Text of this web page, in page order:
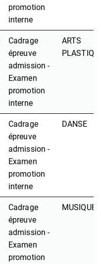
promotion
interne
Cadrage
épreuve
admission -
Examen
promotion
interne
ARTS
Cadrage
épreuve
admission -
Examen
promotion
interne
DANSE
Cadrage
épreuve
admission -
Examen
promotion
MUSIQUE